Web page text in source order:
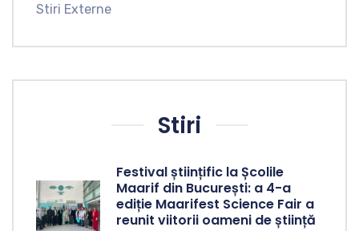
Stiri Externe
Stiri
Festival științific la Școlile
Maarif din București: a 4-a
ediție Maarifest Science Fair a
reunit viitorii oameni de știință